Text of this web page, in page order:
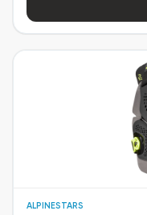
ALPINESTARS